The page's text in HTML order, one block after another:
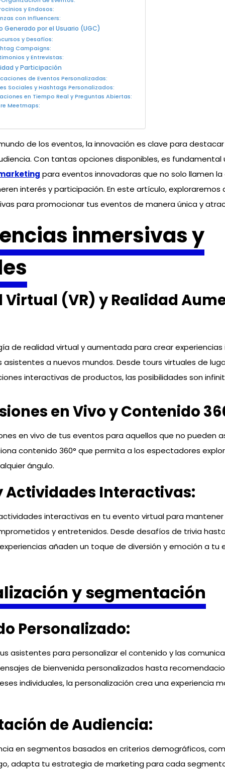
y Endosos:
con Influencers:
Generado por el Usuario (UGC)
y Desafíos:
Campaigns:
y Entrevistas:
y Participación
de Eventos Personalizadas:
Sociales y Hashtags Personalizados:
en Tiempo Real y Preguntas Abiertas:
Meetmaps:
de los eventos, la innovación es clave para
Con tantas opciones disponibles, es fundamental
para eventos innovadoras que no solo llamen la
interés y participación. En este artículo, exploraremos
para promocionar tus eventos de manera única y
inmersivas y
Virtual (VR) y Realidad
de realidad virtual y aumentada para crear experiencias
a nuevos mundos. Desde tours virtuales de
interactivas de productos, las posibilidades son
en Vivo y Contenido
en vivo de tus eventos para aquellos que no pueden
contenido 360° que permita a los espectadores
ángulo.
Actividades Interactivas:
interactivas en tu evento virtual para mantener
y entretenidos. Desde desafíos de trivia
añaden un toque de diversión y emoción a tu
y segmentación
Personalizado:
asistentes para personalizar el contenido y las
de bienvenida personalizados hasta
individuales, la personalización crea una experiencia
de Audiencia:
en segmentos basados en criterios demográficos,
adapta tu estrategia de marketing para cada